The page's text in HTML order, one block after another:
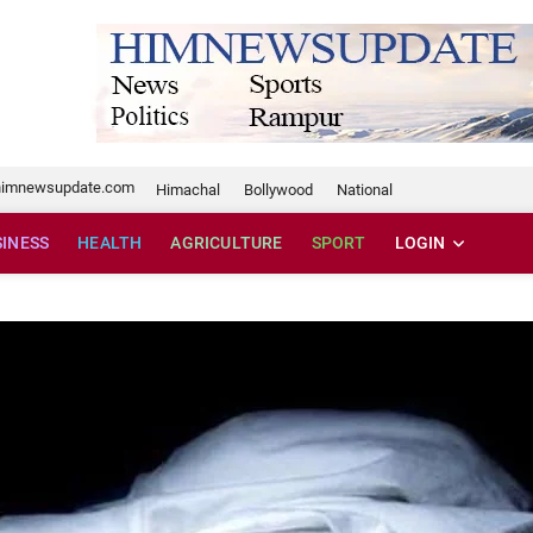
Himachal Bollywood National
HEALTH AGRICULTURE SPORT LOGIN